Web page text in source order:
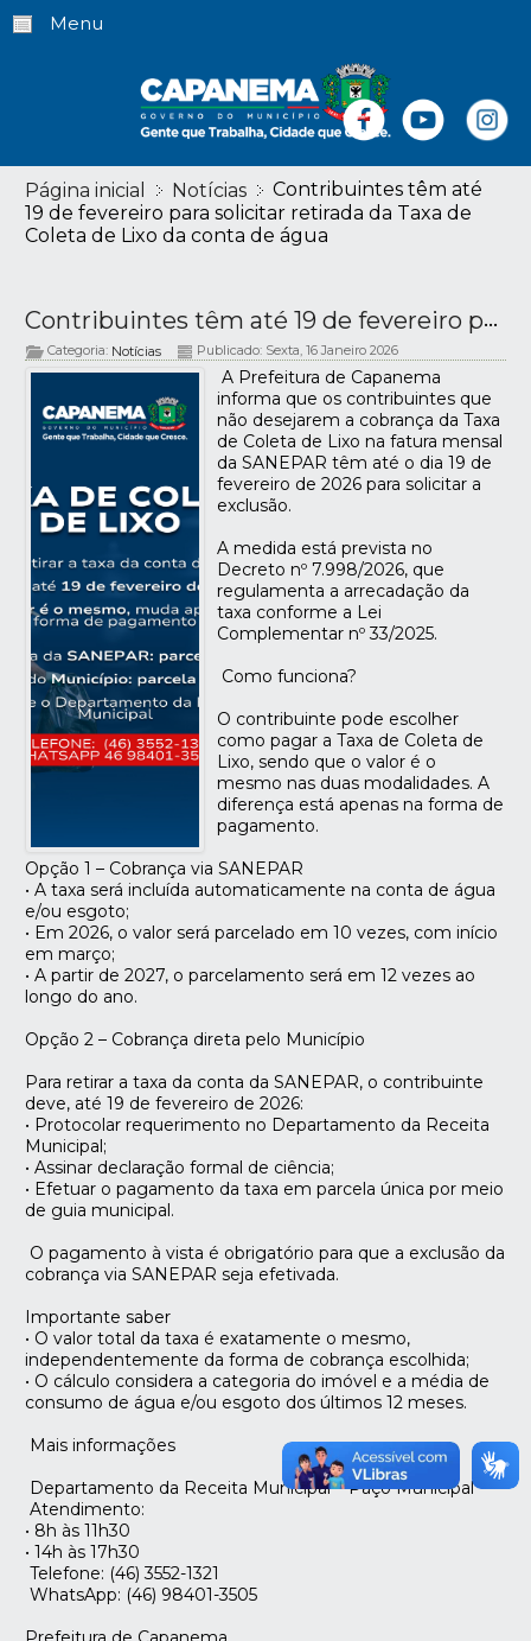
Menu
Página inicial Notícias
Contribuintes têm até
19 de fevereiro para solicitar retirada da Taxa de
Coleta de Lixo da conta de água
Contribuintes têm até 19 de fevereiro para solicitar retirada da Taxa de Coleta de Lixo da conta de água
Categoria: Notícias Publicado: Sexta, 16 Janeiro 2026
A Prefeitura de Capanema
informa que os contribuintes que
não desejarem a cobrança da Taxa
de Coleta de Lixo na fatura mensal
da SANEPAR têm até o dia 19 de
fevereiro de 2026 para solicitar a
exclusão.
A medida está prevista no
Decreto nº 7.998/2026, que
regulamenta a arrecadação da
taxa conforme a Lei
Complementar nº 33/2025.
Como funciona?
O contribuinte pode escolher
como pagar a Taxa de Coleta de
Lixo, sendo que o valor é o
mesmo nas duas modalidades. A
diferença está apenas na forma de
pagamento.
Opção 1 – Cobrança via SANEPAR
• A taxa será incluída automaticamente na conta de água
e/ou esgoto;
• Em 2026, o valor será parcelado em 10 vezes, com início
em março;
• A partir de 2027, o parcelamento será em 12 vezes ao
longo do ano.
Opção 2 – Cobrança direta pelo Município
Para retirar a taxa da conta da SANEPAR, o contribuinte
deve, até 19 de fevereiro de 2026:
• Protocolar requerimento no Departamento da Receita
Municipal;
• Assinar declaração formal de ciência;
• Efetuar o pagamento da taxa em parcela única por meio
de guia municipal.
O pagamento à vista é obrigatório para que a exclusão da
cobrança via SANEPAR seja efetivada.
Importante saber
• O valor total da taxa é exatamente o mesmo,
independentemente da forma de cobrança escolhida;
• O cálculo considera a categoria do imóvel e a média de
consumo de água e/ou esgoto dos últimos 12 meses.
Mais informações
Departamento da Receita Municipal – Paço Municipal
Atendimento:
• 8h às 11h30
• 14h às 17h30
Telefone: (46) 3552-1321
WhatsApp: (46) 98401-3505